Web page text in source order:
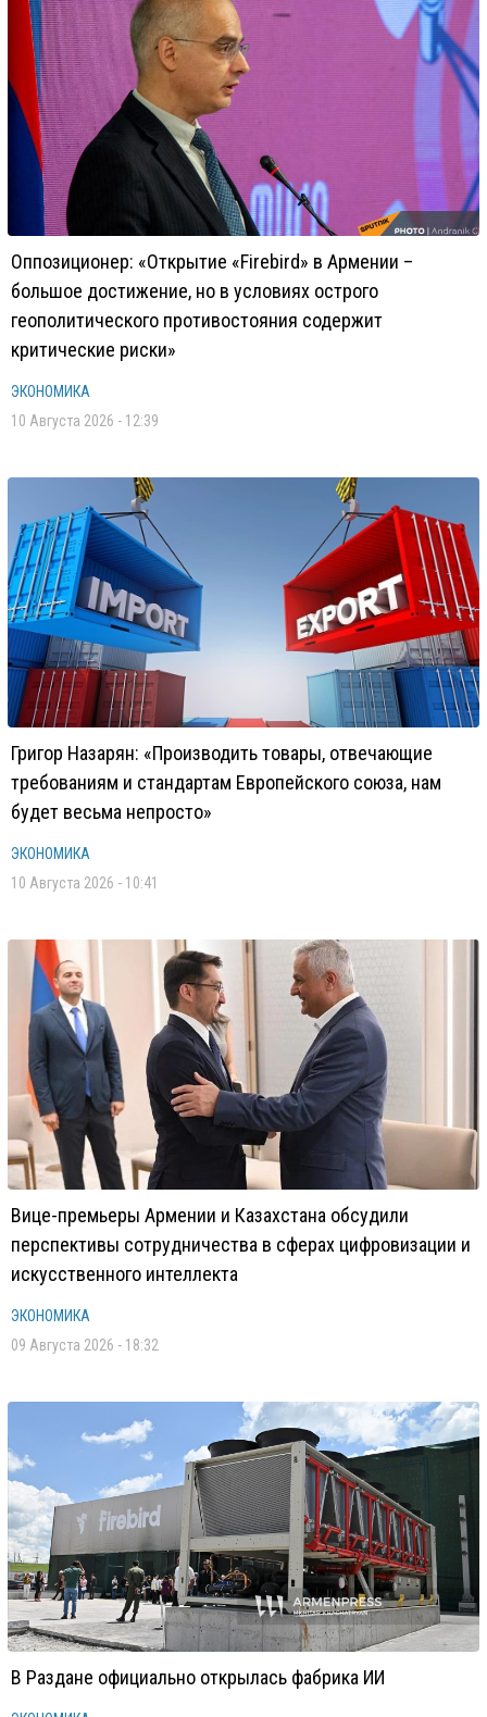
Оппозиционер: «Открытие «Firebird» в Армении –
большое достижение, но в условиях острого
геополитического противостояния содержит
критические риски»
ЭКОНОМИКА
10 Августа 2026 - 12:39
Григор Назарян: «Производить товары, отвечающие
требованиям и стандартам Европейского союза, нам
будет весьма непросто»
ЭКОНОМИКА
10 Августа 2026 - 10:41
Вице-премьеры Армении и Казахстана обсудили
перспективы сотрудничества в сферах цифровизации и
искусственного интеллекта
ЭКОНОМИКА
09 Августа 2026 - 18:32
В Раздане официально открылась фабрика ИИ